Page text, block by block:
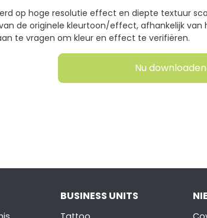
op hoge resolutie effect en diepte textuur
de originele kleurtoon/effect, afhankelijk van
te vragen om kleur en effect te verifiëren.
Nu downloaden
BUSINESS UNITS